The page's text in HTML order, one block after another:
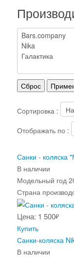
Сортировка :
Отображать по :
Санки - коляска
В наличии
Модельный год
Страна
Цена: 1 500₽
Купить
Санки-коляска
В наличии